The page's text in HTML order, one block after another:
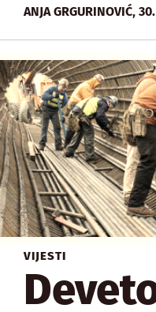
ANJA GRGURINOVIĆ,
VIJESTI